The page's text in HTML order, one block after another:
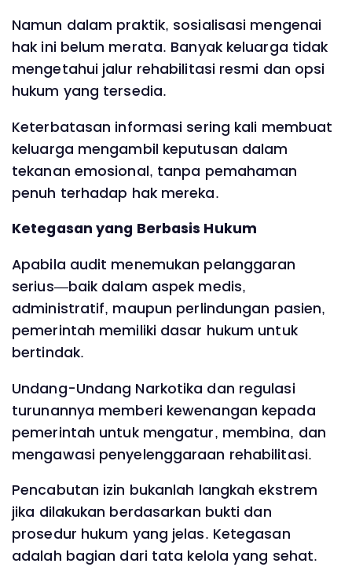
Namun dalam praktik, sosialisasi mengenai
hak ini belum merata. Banyak keluarga tidak
mengetahui jalur rehabilitasi resmi dan opsi
hukum yang tersedia.
Keterbatasan informasi sering kali membuat
keluarga mengambil keputusan dalam
tekanan emosional, tanpa pemahaman
penuh terhadap hak mereka.
Ketegasan yang Berbasis Hukum
Apabila audit menemukan pelanggaran
serius—baik dalam aspek medis,
administratif, maupun perlindungan pasien,
pemerintah memiliki dasar hukum untuk
bertindak.
Undang-Undang Narkotika dan regulasi
turunannya memberi kewenangan kepada
pemerintah untuk mengatur, membina, dan
mengawasi penyelenggaraan rehabilitasi.
Pencabutan izin bukanlah langkah ekstrem
jika dilakukan berdasarkan bukti dan
prosedur hukum yang jelas. Ketegasan
adalah bagian dari tata kelola yang sehat.